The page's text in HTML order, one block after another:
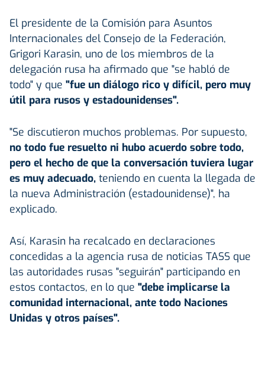
El presidente de la Comisión para Asuntos
Internacionales del Consejo de la Federación,
Grigori Karasin, uno de los miembros de la
delegación rusa ha afirmado que "se habló de
todo" y que "fue un diálogo rico y difícil, pero muy
útil para rusos y estadounidenses".
"Se discutieron muchos problemas. Por supuesto,
no todo fue resuelto ni hubo acuerdo sobre todo,
pero el hecho de que la conversación tuviera lugar
es muy adecuado, teniendo en cuenta la llegada de
la nueva Administración (estadounidense)", ha
explicado.
Así, Karasin ha recalcado en declaraciones
concedidas a la agencia rusa de noticias TASS que
las autoridades rusas "seguirán" participando en
estos contactos, en lo que "debe implicarse la
comunidad internacional, ante todo Naciones
Unidas y otros países".